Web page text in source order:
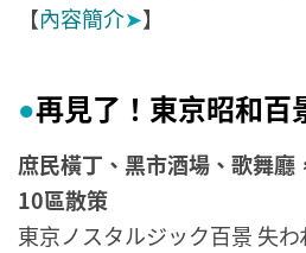
【內容簡介➤】
●再見了！東京昭和百
庶民橫丁、黑市酒場、歌舞廳
10區散策
東京ノスタルジック百景 失